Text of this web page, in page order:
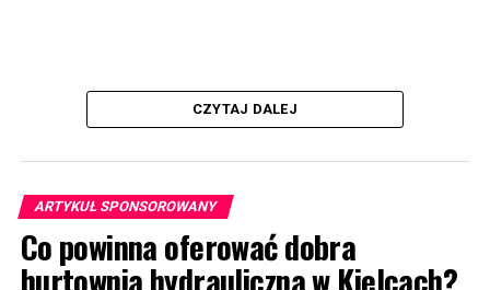
CZYTAJ DALEJ
ARTYKUŁ SPONSOROWANY
Co powinna oferować dobra
hurtownia hydrauliczna w Kielcach?